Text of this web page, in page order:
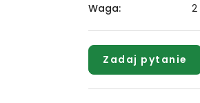
Waga: 2
Zadaj pytanie